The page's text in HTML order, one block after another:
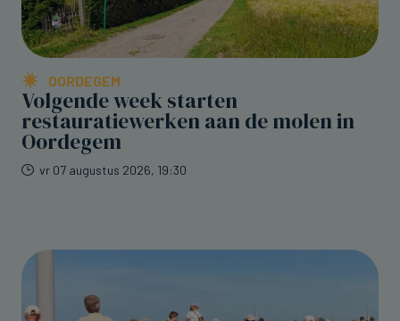
OORDEGEM
Volgende week starten
restauratiewerken aan de molen in
Oordegem
vr 07 augustus 2026, 19:30